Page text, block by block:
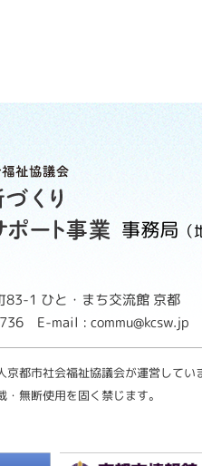
事務局
83-1 ひと・まち交流館 京都
E-mail : commu@kcsw.jp
都市社会福祉協議会が運営してい
無断使用を固く禁じます。